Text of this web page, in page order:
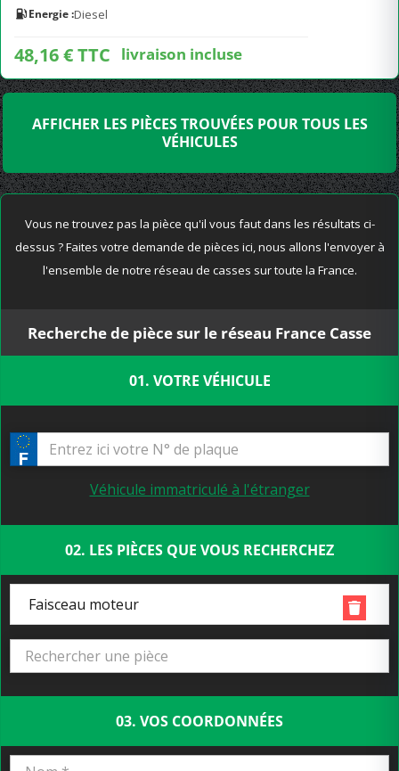
Energie :Diesel
48,16 € TTC livraison incluse
AFFICHER LES PIÈCES TROUVÉES POUR TOUS LES
VÉHICULES
Vous ne trouvez pas la pièce qu'il vous faut dans les résultats ci-
dessus ? Faites votre demande de pièces ici, nous allons l'envoyer à
l'ensemble de notre réseau de casses sur toute la France.
Recherche de pièce sur le réseau France Casse
01. VOTRE VÉHICULE
Véhicule immatriculé à l'étranger
02. LES PIÈCES QUE VOUS RECHERCHEZ
Faisceau moteur
03. VOS COORDONNÉES